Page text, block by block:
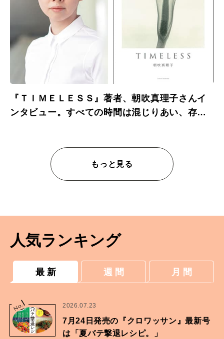
『ＴＩＭＥＬＥＳＳ』著者、朝吹真理子さんイ
ンタビュー。すべての時間は混じりあい、存在
もっと見る
人気ランキング
最 新 週 間 月 間
No.
1 2026.07.23
7月24日発売の『クロワッサン』最新号
は「夏バテ撃退レシピ。」